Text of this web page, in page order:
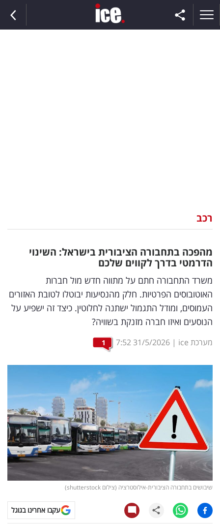
וצרכנות
דיגיטל
וטק
שיווק
ופרסום
משפט
מדדים
ומחקרים
רכילות
עסקית
קריפטו
ויראלי
טלוויזיה
רכב
מהפכה בתחבורה הציבורית בישראל: השינוי
הדרמטי בדרך לקווים שלכם
משרד התחבורה חתם על מתווה חדש מול חברות
האוטובוסים הפרטיות. חלק מהנסיעות יבוטלו לטובת האזורים
העמוסים, ומודל התגמול ישתנה לחלוטין. כיצד זה ישפיע על
הנוסעים ואיזו חברה מזנקת בשוויה?
מערכת ice |
31/5/2026
7:52
1
שיבושים בתחבורה הציבורית-אילוסטרציה (צילום shutterstock)
עקבו אחרינו בגוגל